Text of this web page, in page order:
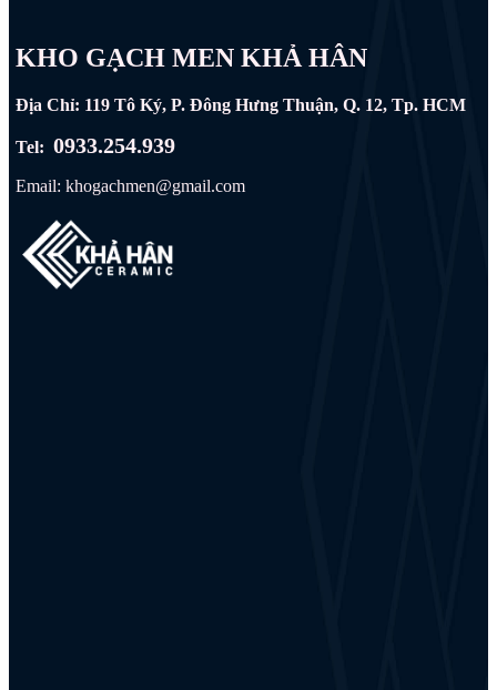
KHO GẠCH MEN KHẢ HÂN
Địa Chỉ: 119 Tô Ký, P. Đông Hưng Thuận, Q. 12, Tp. HCM
Tel:0933.254.939
Email: khogachmen@gmail.com